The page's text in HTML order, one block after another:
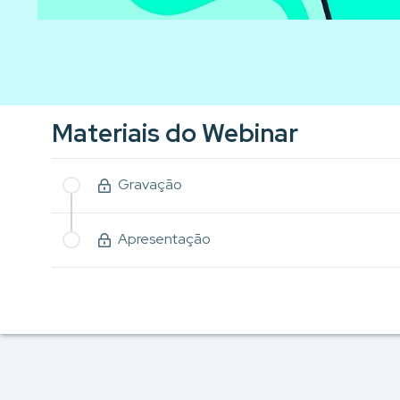
Materiais do Webinar
Gravação
Apresentação